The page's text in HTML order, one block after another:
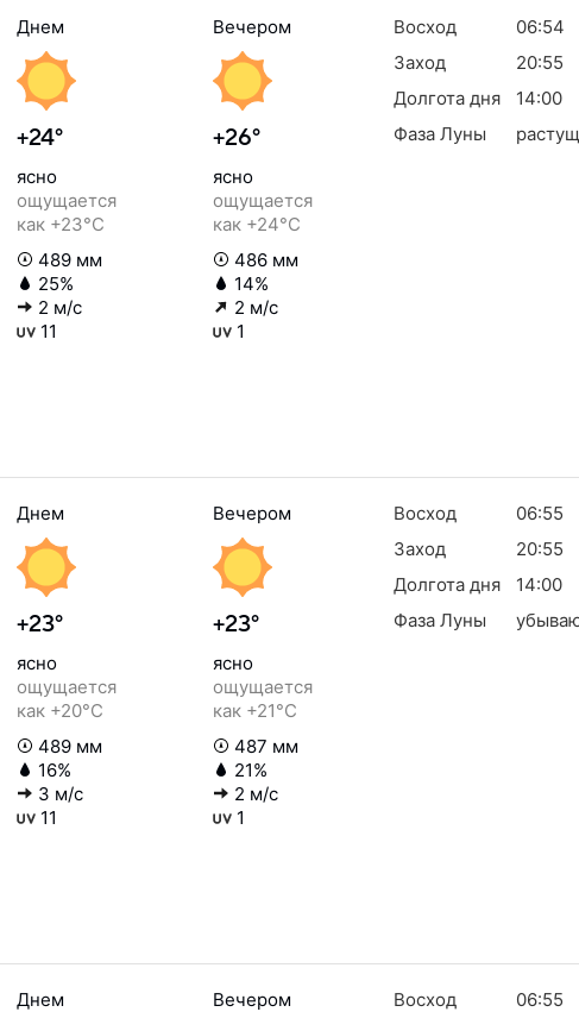
Днем
+24°
ясно
ощущается
как +23°C
489 мм
25%
2 м/с
11
Вечером
+26°
ясно
ощущается
как +24°C
486 мм
14%
2 м/с
1
Восход
06:54
Заход
20:55
Долгота дня
14:00
Фаза Луны
Днем
+23°
ясно
ощущается
как +20°C
489 мм
16%
3 м/с
11
Вечером
+23°
ясно
ощущается
как +21°C
487 мм
21%
2 м/с
1
Восход
06:55
Заход
20:55
Долгота дня
14:00
Фаза Луны
Днем Вечером Восход
06:55